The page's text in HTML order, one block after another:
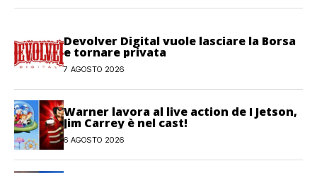
Devolver Digital vuole lasciare la Borsa
e tornare privata
7 AGOSTO 2026
Warner lavora al live action de I Jetson,
Jim Carrey è nel cast!
6 AGOSTO 2026